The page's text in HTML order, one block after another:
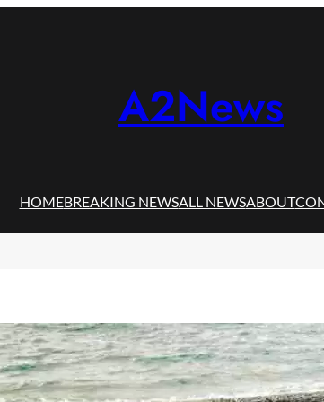
A2News
HOMEBREAKING NEWSALL NEWSABOUT